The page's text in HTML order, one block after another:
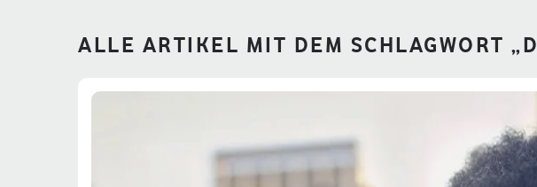
ALLE ARTIKEL MIT DEM SCHLAGWORT